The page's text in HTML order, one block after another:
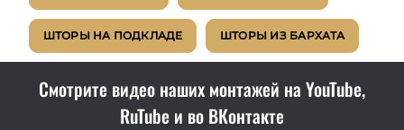
ШТОРЫ НА ПОДКЛАДЕ ШТОРЫ ИЗ БАРХАТА
Смотрите видео наших монтажей на YouTube,
RuTube и во ВКонтакте